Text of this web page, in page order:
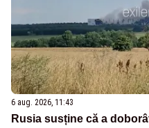
6 aug. 2026, 11:43
Rusia susține că a